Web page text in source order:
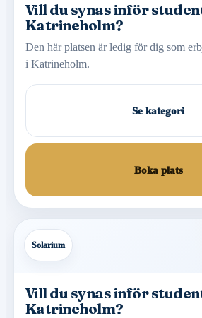
Vill du synas inför
Katrineholm?
Den här platsen är ledig för dig som
i Katrineholm.
Se kategori
Boka plats
Solarium
Vill du synas inför
Katrineholm?